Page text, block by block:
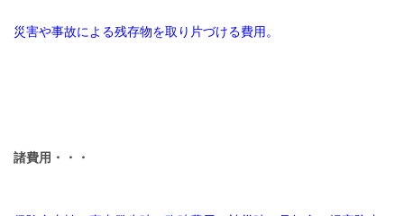
災害や事故による残存物を取り片づける費用。
諸費用・・・